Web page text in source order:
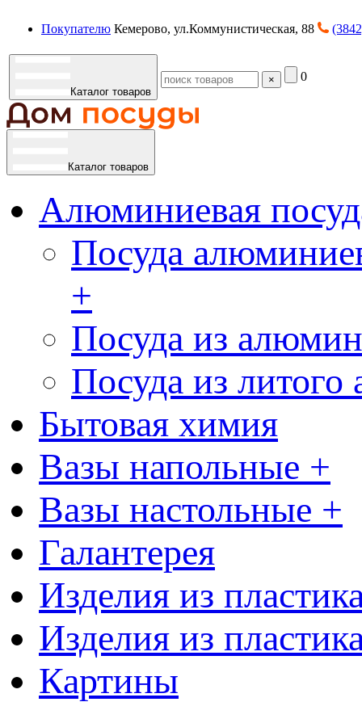
Покупателю Кемерово, ул.Коммунистическая, 88
Каталог товаров
× 0
Каталог товаров
Алюминиевая
Посуда
+
Посуда из
Посуда из
Бытовая химия
Вазы напольные +
Вазы настольные +
Галантерея
Изделия из
Изделия из
Картины